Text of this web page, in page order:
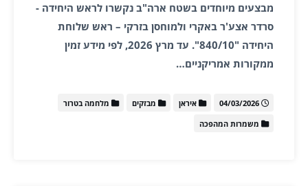
מבצעים מיוחדים בשטח ארה"ב נקשרו לראש היחידה -
סרדר אצע'ר באקרי ולמוחסן בזרקי – ראש שלוחת
היחידה "840/10". עד מרץ 2026, לפי מידע זמין
ממקורות אמריקניים…
04/03/2026 איראן מבזקים
מלחמה בטרור
משמרות המהפכה